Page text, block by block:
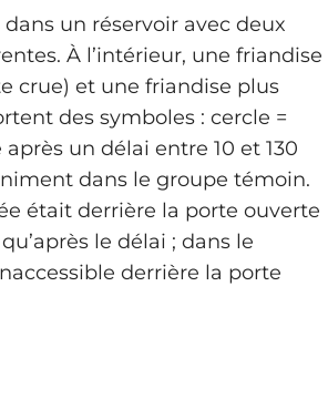
dans un réservoir avec deux
À l’intérieur, une friandise
crue) et une friandise plus
des symboles : cercle =
un délai entre 10 et 130
dans le groupe témoin.
était derrière la porte ouverte
le délai ; dans le
derrière la porte